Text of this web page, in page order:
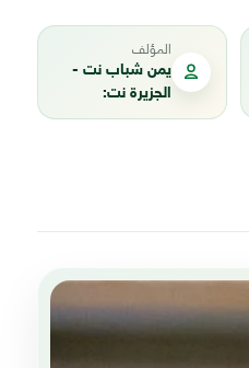
المؤلف
يمن شباب نت -
الجزيرة نت: